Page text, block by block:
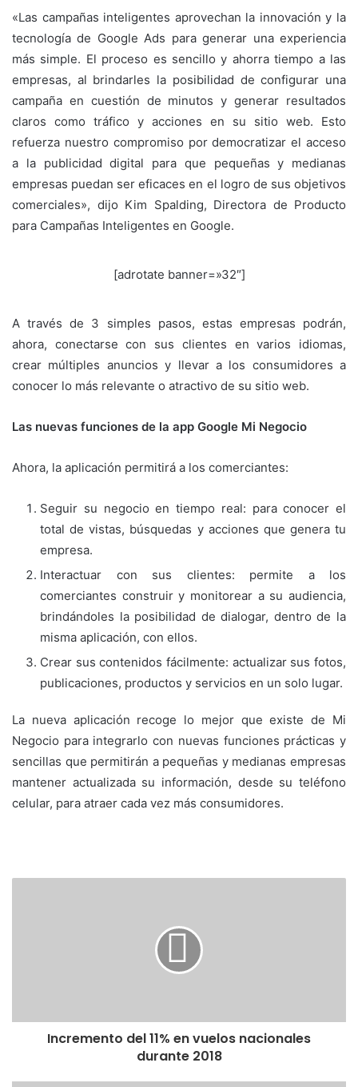
«Las campañas inteligentes aprovechan la innovación y la
tecnología de Google Ads para generar una experiencia
más simple. El proceso es sencillo y ahorra tiempo a las
empresas, al brindarles la posibilidad de configurar una
campaña en cuestión de minutos y generar resultados
claros como tráfico y acciones en su sitio web. Esto
refuerza nuestro compromiso por democratizar el acceso
a la publicidad digital para que pequeñas y medianas
empresas puedan ser eficaces en el logro de sus objetivos
comerciales», dijo Kim Spalding, Directora de Producto
para Campañas Inteligentes en Google.
[adrotate banner=»32″]
A través de 3 simples pasos, estas empresas podrán,
ahora, conectarse con sus clientes en varios idiomas,
crear múltiples anuncios y llevar a los consumidores a
conocer lo más relevante o atractivo de su sitio web.
Las nuevas funciones de la app Google Mi Negocio
Ahora, la aplicación permitirá a los comerciantes:
Seguir su negocio en tiempo real: para conocer el
total de vistas, búsquedas y acciones que genera tu
empresa.
Interactuar con sus clientes: permite a los
comerciantes construir y monitorear a su audiencia,
brindándoles la posibilidad de dialogar, dentro de la
misma aplicación, con ellos.
Crear sus contenidos fácilmente: actualizar sus fotos,
publicaciones, productos y servicios en un solo lugar.
La nueva aplicación recoge lo mejor que existe de Mi
Negocio para integrarlo con nuevas funciones prácticas y
sencillas que permitirán a pequeñas y medianas empresas
mantener actualizada su información, desde su teléfono
celular, para atraer cada vez más consumidores.
Incremento del 11% en vuelos nacionales
durante 2018